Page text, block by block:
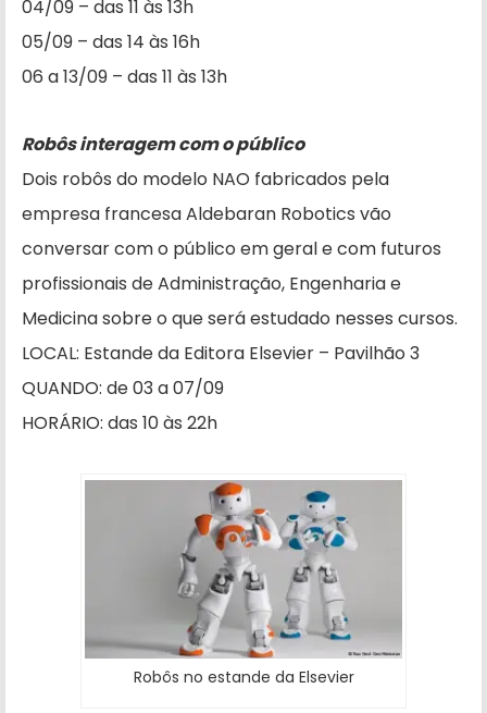
04/09 – das 11 às 13h
05/09 – das 14 às 16h
06 a 13/09 – das 11 às 13h
Robôs interagem com o público
Dois robôs do modelo NAO fabricados pela
empresa francesa Aldebaran Robotics vão
conversar com o público em geral e com futuros
profissionais de Administração, Engenharia e
Medicina sobre o que será estudado nesses cursos.
LOCAL: Estande da Editora Elsevier – Pavilhão 3
QUANDO: de 03 a 07/09
HORÁRIO: das 10 às 22h
Robôs no estande da Elsevier